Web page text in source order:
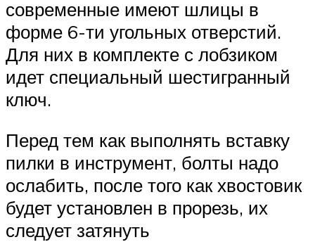
современные имеют шлицы в
форме 6-ти угольных отверстий.
Для них в комплекте с лобзиком
идет специальный шестигранный
ключ.
Перед тем как выполнять вставку
пилки в инструмент, болты надо
ослабить, после того как хвостовик
будет установлен в прорезь, их
следует затянуть